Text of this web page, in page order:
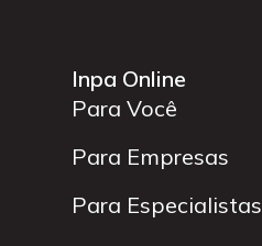
Inpa Online
Para Você
Para Empresas
Para Especialistas